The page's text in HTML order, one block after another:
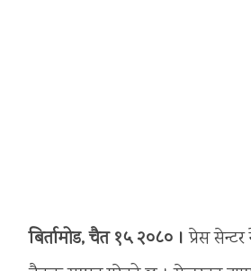
बिर्तामोड, चैत १५ २०८० । प्रेस